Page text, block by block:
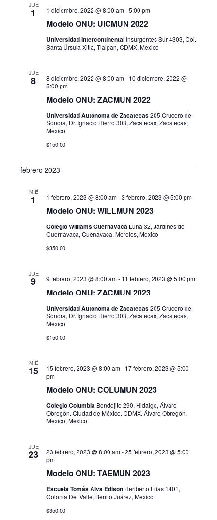
e
i
t
d
e
v
t
o
e
JUE
1
Modelo ONU: UICMUN 2022
1 diciembre, 2022 @ 8:00 am-5:00 pm
Universidad Intercontinental Insurgentes Sur 4303, Col.
Santa Úrsula Xitla, Tlalpan, CDMX, Mexico
JUE
8
Modelo ONU: ZACMUN 2022
8 diciembre, 2022 @ 8:00 am- 10 diciembre, 2022 @
5:00 pm
Universidad Autónoma de Zacatecas205 Crucero de
Sonora, Dr. Ignacio Hierro 303, Zacatecas, Zacatecas,
Mexico
$150.00
febrero 2023
MIÉ
1
Modelo ONU: WILLMUN 2023
1 febrero, 2023 @ 8:00 am-3 febrero, 2023 @ 5:00 pm
Colegio Williams Cuernavaca Luna 32, Jardines de
Cuernavaca, Cuenavaca, Morelos, Mexico
$350.00
JUE
9
Modelo ONU: ZACMUN 2023
9 febrero, 2023 @ 8:00 am- 11 febrero, 2023 @ 5:00 pm
Universidad Autónoma de Zacatecas205 Crucero de
Sonora, Dr. Ignacio Hierro 303, Zacatecas, Zacatecas,
Mexico
$150.00
MIÉ
15
Modelo ONU: COLUMUN 2023
15 febrero, 2023 @ 8:00 am- 17 febrero, 2023 @ 5:00
pm
Colegio Columbia Bondojito 290, Hidalgo, Álvaro
Obregón, Ciudad de México, CDMX, Álvaro Obregón,
México, Mexico
JUE
23
Modelo ONU: TAEMUN 2023
23 febrero, 2023 @ 8:00 am-25 febrero, 2023 @ 5:00
pm
Escuela Tomás Alva Edison Heriberto Frías 1401,
Colonia Del Valle, Benito Juárez, Mexico
$350.00